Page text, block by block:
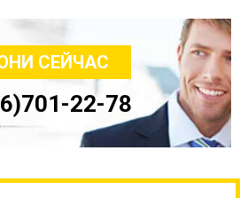
СЕЙЧАС
22-78